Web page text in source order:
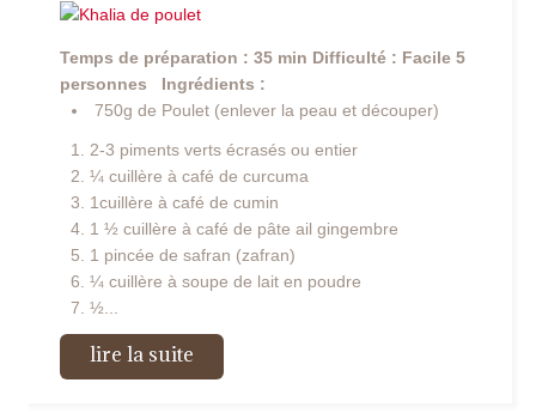
Temps de préparation : 35 min Difficulté : Facile 5
personnes
Ingrédients :
750g de Poulet (enlever la peau et découper)
2-3 piments verts écrasés ou entier
¼ cuillère à café de curcuma
1cuillère à café de cumin
1 ½ cuillère à café de pâte ail gingembre
1 pincée de safran (zafran)
¼ cuillère à soupe de lait en poudre
½...
lire la suite